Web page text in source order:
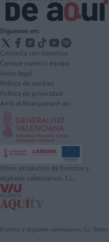
Síguenos en:
Contacta con nosotros
Conoce nuestro equipo
Aviso legal
Política de cookies
Política de privacidad
Amb el finançament de:
Otros productos de Eventos y
digitales valencianos, S.L.
Eventos y digitales valencianos, S.L.